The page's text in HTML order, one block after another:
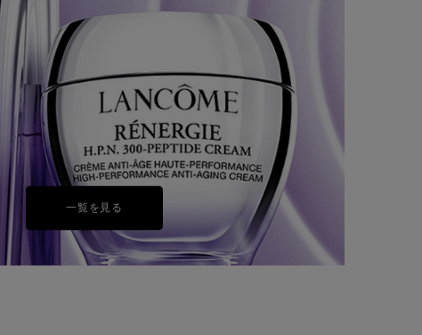
ム RT レネルジー HPN クリーム
サイズを選択
22,000円
（税込）
一覧を見る